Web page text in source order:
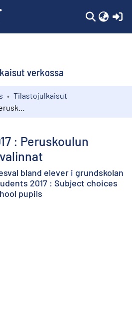
verkossa
Tilastojulkaisut
: Peruskoulun
bland elever i grundskolan
2017 : Subject choices
pupils